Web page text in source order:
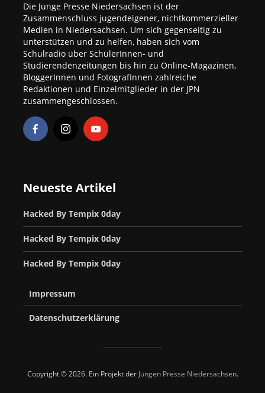
Die Junge Presse Niedersachsen ist der
Zusammenschluss jugendeigener, nichtkommerzieller
Medien in Niedersachsen. Um sich gegenseitig zu
unterstützen und zu helfen, haben sich vom
Schulradio über SchülerInnen- und
Studierendenzeitungen bis hin zu Online-Magazinen,
BloggerInnen und FotografInnen zahlreiche
Redaktionen und Einzelmitglieder in der JPN
zusammengeschlossen.
Neueste Artikel
Hacked By Tempix 0day
Hacked By Tempix 0day
Hacked By Tempix 0day
Impressum
Datenschutzerklärung
Copyright © 2026. Ein Projekt der Jungen Presse Niedersachsen.